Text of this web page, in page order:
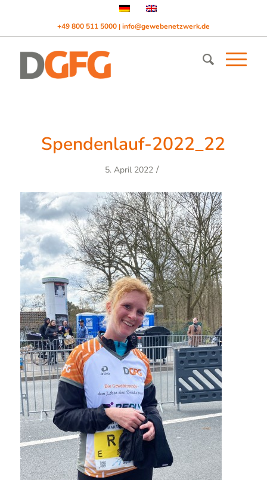
+49 800 511 5000 | info@gewebenetzwerk.de
Spendenlauf-2022_22
5. April 2022 /